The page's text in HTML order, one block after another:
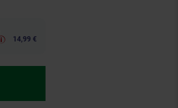
14,99 €